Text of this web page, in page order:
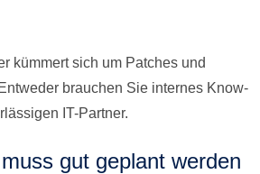
kümmert sich um Patches und
brauchen Sie internes Know-
IT-Partner.
gut geplant werden